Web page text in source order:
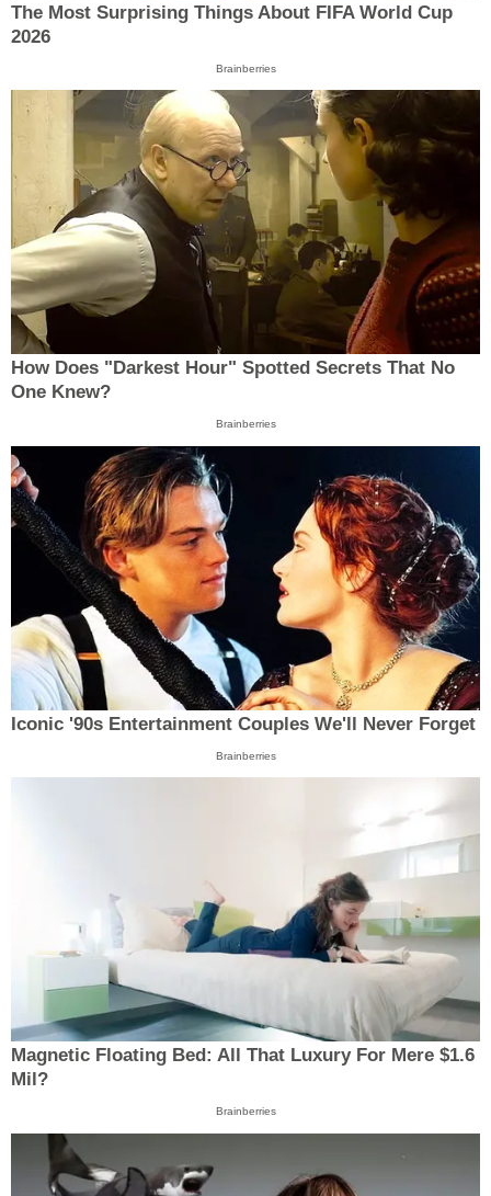
The Most Surprising Things About FIFA World Cup
2026
Brainberries
How Does "Darkest Hour" Spotted Secrets That No
One Knew?
Brainberries
Iconic '90s Entertainment Couples We'll Never Forget
Brainberries
Magnetic Floating Bed: All That Luxury For Mere $1.6
Mil?
Brainberries